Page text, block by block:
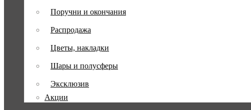
Поручни и окончания
Распродажа
Цветы, накладки
Шары и полусферы
Эксклюзив
Акции